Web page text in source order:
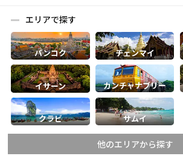
エリアで探す
バンコク チェンマイ
イサーン カンチャナブリー
クラビ サムイ
他のエリアから探す